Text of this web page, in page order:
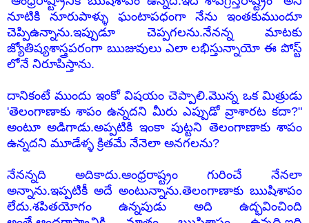
నూటికి నూరుపాళ్ళు ఘంటాపధంగా నేను ఇంతకుముందూ
చెప్పిఉన్నాను.ఇప్పుడూ చెప్పగలను.నేనన్న మాటకు
జ్యోతిష్యశాస్త్రపరంగా ఋజువులు ఎలా లభిస్తున్నాయో ఈ పోస్ట్
లోనే నిరూపిస్తాను.
దానికంటే ముందు ఇంకో విషయం చెప్పాలి.మొన్న ఒక మిత్రుడు
'తెలంగాణాకు శాపం ఉన్నదని మీరు ఎప్పుడో వ్రాశారట కదా?"
అంటూ అడిగాడు.అప్పటికి ఇంకా పుట్టని తెలంగాణాకు శాపం
ఉన్నదని మూడేళ్ళ క్రితమే నేనెలా అనగలను?
నేనన్నది అదికాదు.ఆంధ్రరాష్ట్రం గురించే నేనలా
అన్నాను.ఇప్పటికీ అదే అంటున్నాను.తెలంగాణాకు ఋషిశాపం
లేదు.శపితయోగం ఉన్నపుడు అది ఉద్భవించింది